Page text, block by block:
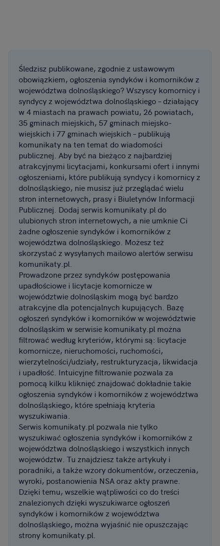
Śledzisz publikowane, zgodnie z ustawowym
obowiązkiem, ogłoszenia syndyków i komorników z
województwa dolnośląskiego? Wszyscy komornicy i
syndycy z województwa dolnośląskiego – działający
w 4 miastach na prawach powiatu, 26 powiatach,
35 gminach miejskich, 57 gminach miejsko-
wiejskich i 77 gminach wiejskich – publikują
komunikaty na ten temat do wiadomości
publicznej. Aby być na bieżąco z najbardziej
atrakcyjnymi licytacjami, konkursami ofert i innymi
ogłoszeniami, które publikują syndycy i komornicy z
dolnośląskiego, nie musisz już przeglądać wielu
stron internetowych, prasy i Biuletynów Informacji
Publicznej. Dodaj serwis komunikaty.pl do
ulubionych stron internetowych, a nie umknie Ci
żadne ogłoszenie syndyków i komorników z
województwa dolnośląskiego. Możesz też
skorzystać z wysyłanych mailowo alertów serwisu
komunikaty.pl.
Prowadzone przez syndyków postępowania
upadłościowe i licytacje komornicze w
województwie dolnośląskim mogą być bardzo
atrakcyjne dla potencjalnych kupujących. Bazę
ogłoszeń syndyków i komorników w województwie
dolnośląskim w serwisie komunikaty.pl można
filtrować według kryteriów, którymi są: licytacje
komornicze, nieruchomości, ruchomości,
wierzytelności/udziały, restrukturyzacja, likwidacja
i upadłość. Intuicyjne filtrowanie pozwala za
pomocą kilku kliknięć znajdować dokładnie takie
ogłoszenia syndyków i komorników z województwa
dolnośląskiego, które spełniają kryteria
wyszukiwania.
Serwis komunikaty.pl pozwala nie tylko
wyszukiwać ogłoszenia syndyków i komorników z
województwa dolnośląskiego i wszystkich innych
województw. Tu znajdziesz także artykuły i
poradniki, a także wzory dokumentów, orzeczenia,
wyroki, postanowienia NSA oraz akty prawne.
Dzięki temu, wszelkie wątpliwości co do treści
znalezionych dzięki wyszukiwarce ogłoszeń
syndyków i komorników z województwa
dolnośląskiego, można wyjaśnić nie opuszczając
strony komunikaty.pl.